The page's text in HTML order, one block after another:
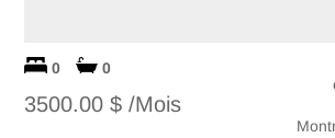
0 0
3500.00 $ /Mois